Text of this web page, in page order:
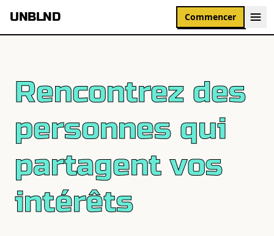
UNBLND Commencer
Rencontrez des
personnes qui
partagent vos
intérêts